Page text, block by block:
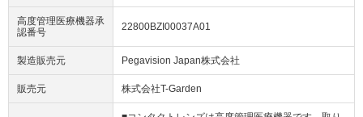
高度管理医療機器承
認番号
22800BZI00037A01
製造販売元 Pegavision Japan株式会社
販売元 株式会社T-Garden